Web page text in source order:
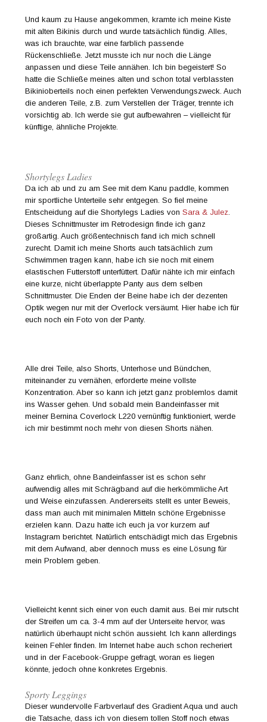
Und kaum zu Hause angekommen, kramte ich meine Kiste
mit alten Bikinis durch und wurde tatsächlich fündig. Alles,
was ich brauchte, war eine farblich passende
Rückenschließe. Jetzt musste ich nur noch die Länge
anpassen und diese Teile annähen. Ich bin begeistert! So
hatte die Schließe meines alten und schon total verblassten
Bikinioberteils noch einen perfekten Verwendungszweck. Auch
die anderen Teile, z.B. zum Verstellen der Träger, trennte ich
vorsichtig ab. Ich werde sie gut aufbewahren – vielleicht für
künftige, ähnliche Projekte.
Shortylegs Ladies
Da ich ab und zu am See mit dem Kanu paddle, kommen
mir sportliche Unterteile sehr entgegen. So fiel meine
Entscheidung auf die Shortylegs Ladies vonSara & Julez
Dieses Schnittmuster im Retrodesign finde ich ganz
großartig. Auch größentechnisch fand ich mich schnell
zurecht. Damit ich meine Shorts auch tatsächlich zum
Schwimmen tragen kann, habe ich sie noch mit einem
elastischen Futterstoff unterfüttert. Dafür nähte ich mir einfach
eine kurze, nicht überlappte Panty aus dem selben
Schnittmuster. Die Enden der Beine habe ich der dezenten
Optik wegen nur mit der Overlock versäumt. Hier habe ich für
euch noch ein Foto von der Panty.
Alle drei Teile, also Shorts, Unterhose und Bündchen,
miteinander zu vernähen, erforderte meine vollste
Konzentration. Aber so kann ich jetzt ganz problemlos damit
ins Wasser gehen. Und sobald mein Bandeinfasser mit
meiner Bernina Coverlock L220 vernünftig funktioniert, werde
ich mir bestimmt noch mehr von diesen Shorts nähen.
Ganz ehrlich, ohne Bandeinfasser ist es schon sehr
aufwendig alles mit Schrägband auf die herkömmliche Art
und Weise einzufassen. Andererseits stellt es unter Beweis,
dass man auch mit minimalen Mitteln schöne Ergebnisse
erzielen kann. Dazu hatte ich euch ja vor kurzem auf
Instagram berichtet. Natürlich entschädigt mich das Ergebnis
mit dem Aufwand, aber dennoch muss es eine Lösung für
mein Problem geben.
Vielleicht kennt sich einer von euch damit aus. Bei mir rutscht
der Streifen um ca. 3-4 mm auf der Unterseite hervor, was
natürlich überhaupt nicht schön aussieht. Ich kann allerdings
keinen Fehler finden. Im Internet habe auch schon recheriert
und in der Facebook-Gruppe gefragt, woran es liegen
könnte, jedoch ohne konkretes Ergebnis.
Sporty Leggings
Dieser wundervolle Farbverlauf des Gradient Aqua und auch
die Tatsache, dass ich von diesem tollen Stoff noch etwas